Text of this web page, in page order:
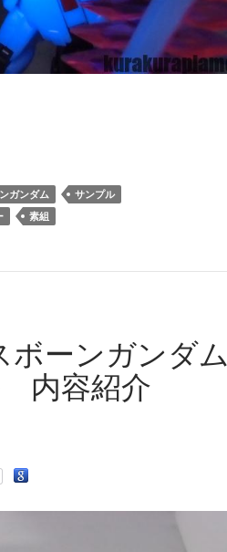
ガンダム
サンプル
素組
ーンガンダム
内容紹介